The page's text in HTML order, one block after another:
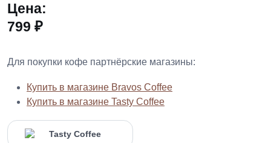
Цена:
799 ₽
Для покупки кофе партнёрские магазины:
Купить в магазине Bravos Coffee
Купить в магазине Tasty Coffee